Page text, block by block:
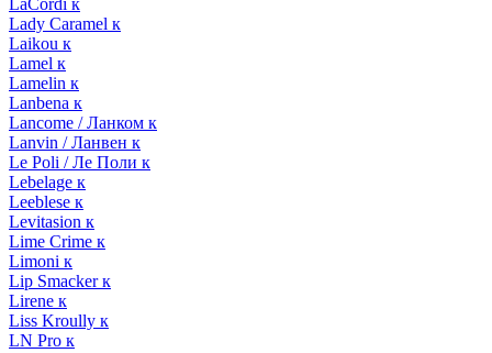
LaCordi к
Lady Caramel к
Laikou к
Lamel к
Lamelin к
Lanbena к
Lancome / Ланком к
Lanvin / Ланвен к
Le Poli / Ле Поли к
Lebelage к
Leeblese к
Levitasion к
Lime Crime к
Limoni к
Lip Smacker к
Lirene к
Liss Kroully к
LN Pro к